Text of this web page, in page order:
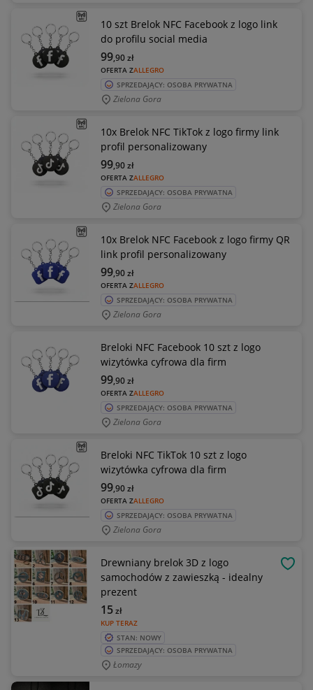
10 szt Brelok NFC Facebook z logo link
do profilu social media
OFERTA ZALLEGRO
99,90zł
SPRZEDAJĄCY: OSOBA PRYWATNA
Zielona Gora
10x Brelok NFC TikTok z logo firmy link
profil personalizowany
OFERTA ZALLEGRO
99,90zł
SPRZEDAJĄCY: OSOBA PRYWATNA
Zielona Gora
10x Brelok NFC Facebook z logo firmy QR
link profil personalizowany
OFERTA ZALLEGRO
99,90zł
SPRZEDAJĄCY: OSOBA PRYWATNA
Zielona Gora
Breloki NFC Facebook 10 szt z logo
wizytówka cyfrowa dla firm
OFERTA ZALLEGRO
99,90zł
SPRZEDAJĄCY: OSOBA PRYWATNA
Zielona Gora
Breloki NFC TikTok 10 szt z logo
wizytówka cyfrowa dla firm
OFERTA ZALLEGRO
99,90zł
SPRZEDAJĄCY: OSOBA PRYWATNA
Zielona Gora
Drewniany brelok 3D z logo
samochodów z zawieszką - idealny
prezent
KUP TERAZ
15zł
STAN: NOWY
SPRZEDAJĄCY: OSOBA PRYWATNA
Łomazy